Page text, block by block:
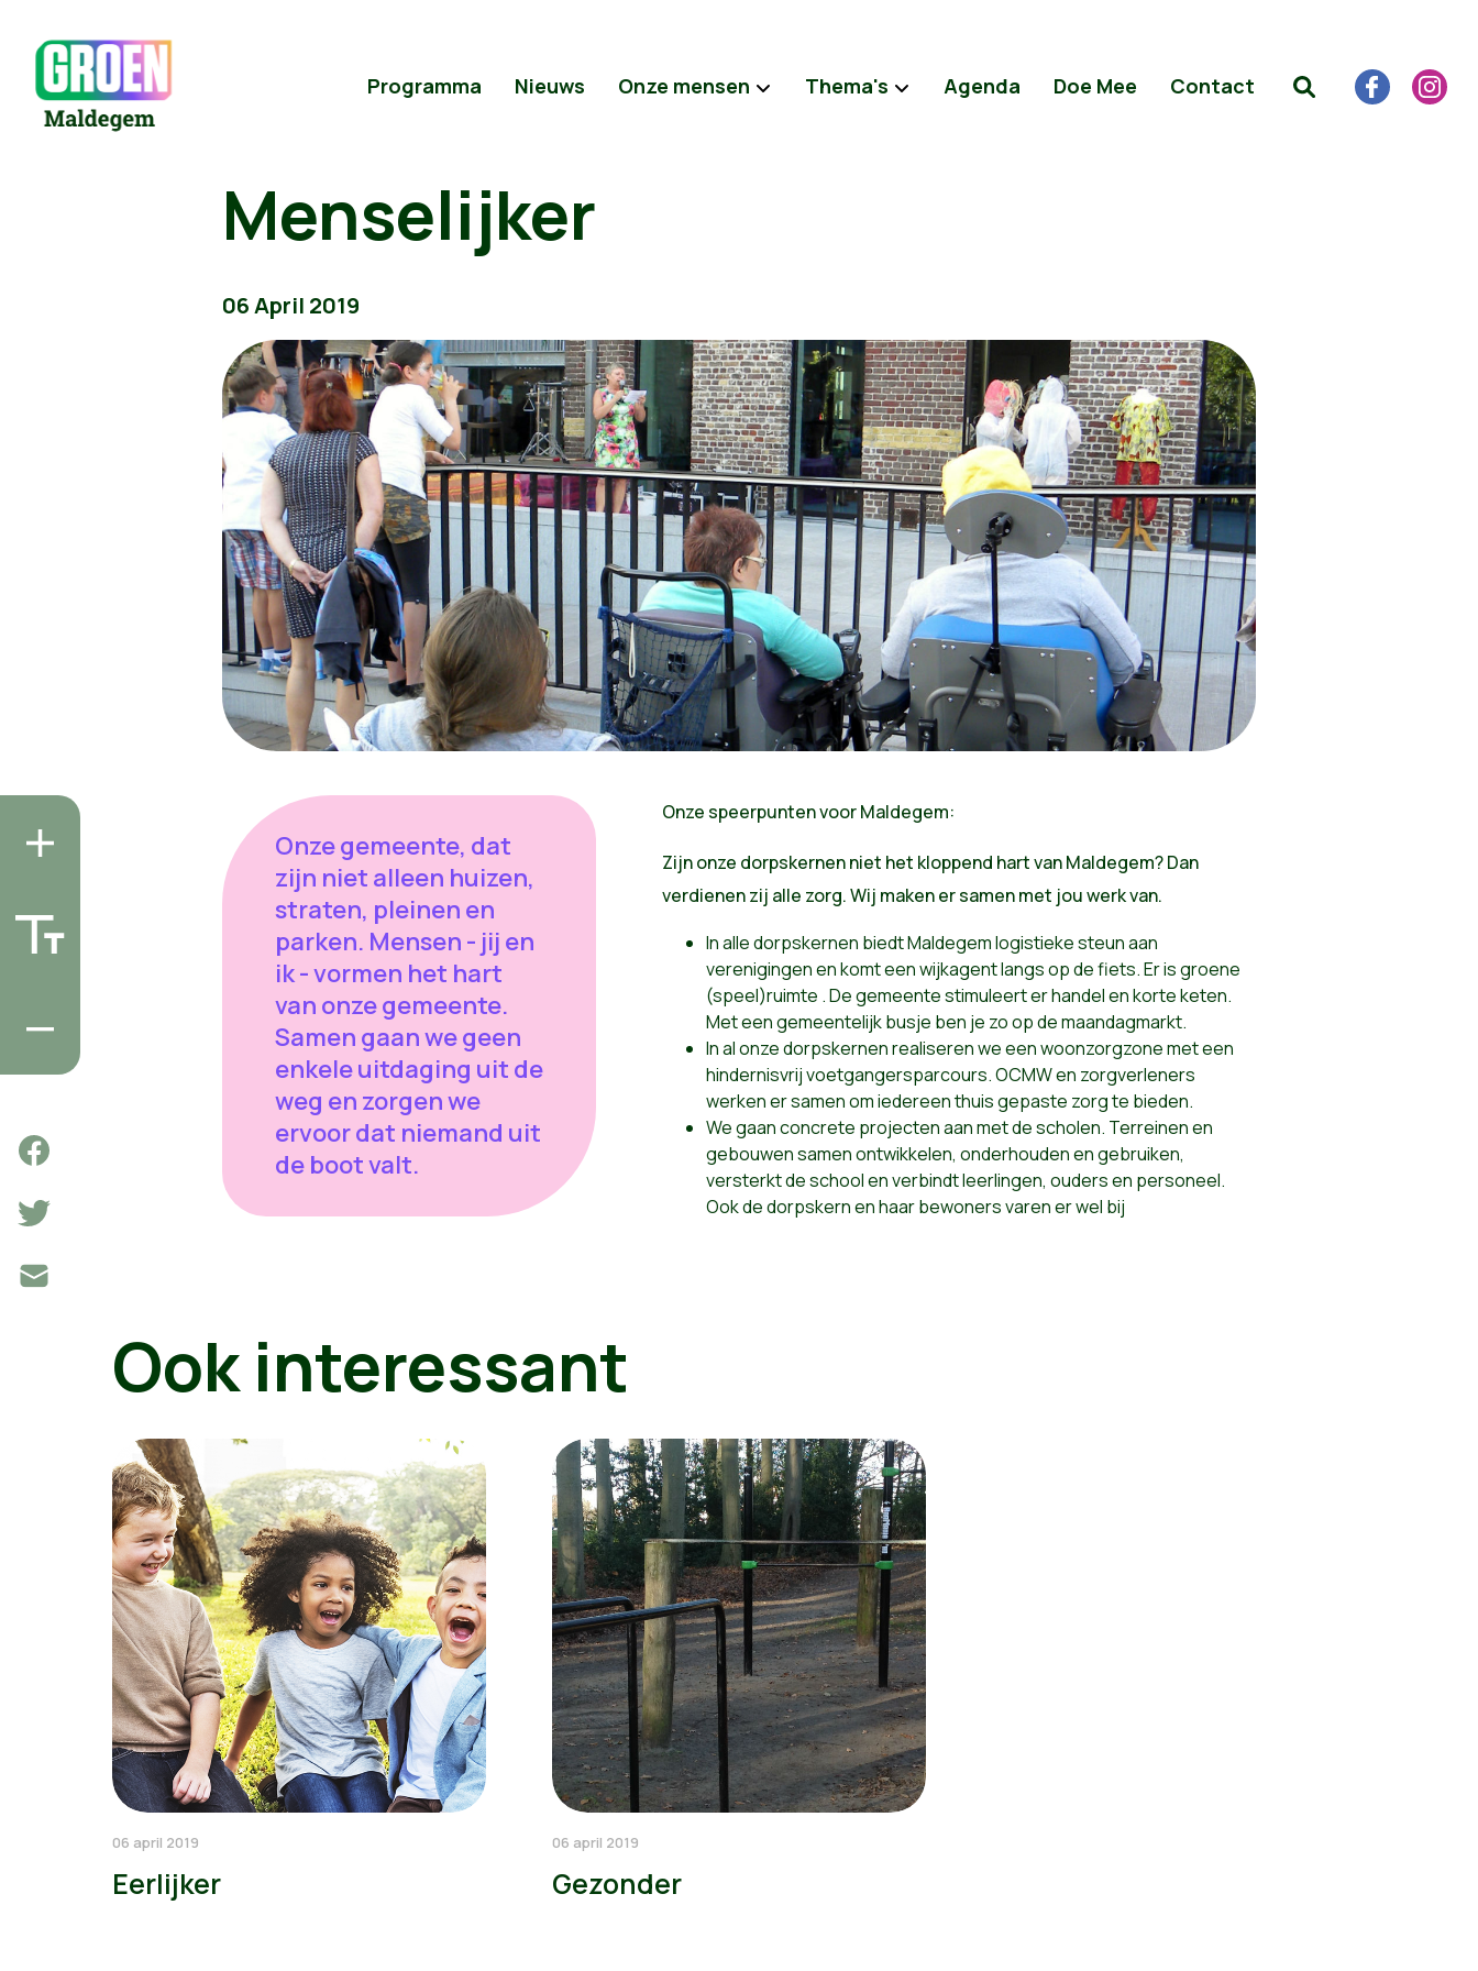
Programma Nieuws Onze mensen Thema's Agenda Doe Mee Contact
Menselijker
06 April 2019
Onze gemeente, dat
zijn niet alleen huizen,
straten, pleinen en
parken. Mensen - jij en
ik - vormen het hart
van onze gemeente.
Samen gaan we geen
enkele uitdaging uit de
weg en zorgen we
ervoor dat niemand uit
de boot valt.
Onze speerpunten voor Maldegem:
Zijn onze dorpskernen niet het kloppend hart van Maldegem? Dan
verdienen zij alle zorg. Wij maken er samen met jou werk van.
In alle dorpskernen biedt Maldegem logistieke steun aan
verenigingen en komt een wijkagent langs op de fiets. Er is groene
(speel)ruimte . De gemeente stimuleert er handel en korte keten.
Met een gemeentelijk busje ben je zo op de maandagmarkt.
In al onze dorpskernen realiseren we een woonzorgzone met een
hindernisvrij voetgangersparcours. OCMW en zorgverleners
werken er samen om iedereen thuis gepaste zorg te bieden.
We gaan concrete projecten aan met de scholen. Terreinen en
gebouwen samen ontwikkelen, onderhouden en gebruiken,
versterkt de school en verbindt leerlingen, ouders en personeel.
Ook de dorpskern en haar bewoners varen er wel bij
Ook interessant
06 april 2019
Eerlijker
06 april 2019
Gezonder